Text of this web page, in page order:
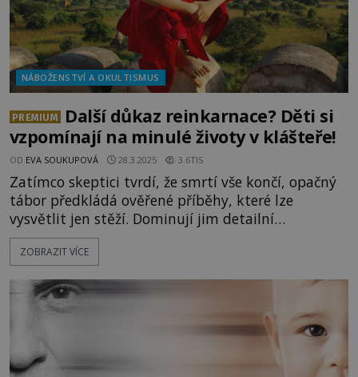
NÁBOŽENSTVÍ A OKULTISMUS
PREMIUM
Další důkaz reinkarnace? Děti si
vzpomínají na minulé životy v klášteře!
OD EVA SOUKUPOVÁ 28.3.2025 3.6TIS
Zatímco skeptici tvrdí, že smrtí vše končí, opačný
tábor předkládá ověřené příběhy, které lze
vysvětlit jen stěží. Dominují jim detailní
vzpomínky na minulé životy. Mezi ně patří i
příběhy dětí, které vzpomínají na minulé životy v
se později ukáže jako platný fakt! To přece nemůže
ZOBRAZIT VÍCE